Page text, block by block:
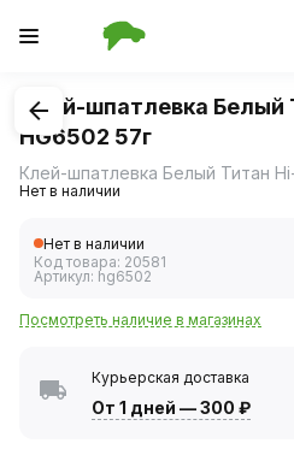
1/2
Клей-шпатлевка Белый
HG6502 57г
Нет в наличии
Нет в наличии
Код товара: 20581
Артикул: hg6502
Посмотреть наличие в магазинах
Курьерская доставка
От 1 дней —300 ₽